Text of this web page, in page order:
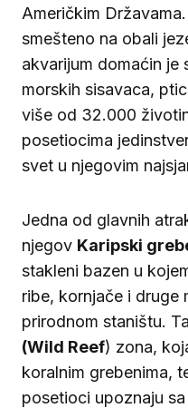
Američkim
smešteno na obali
akvarijum domaćin je
morskih sisavaca,
više od 32.000
posetiocima
svet u njegovim
Jedna od glavnih
njegov Karipski
stakleni bazen u
ribe, kornjače i druge
prirodnom staništu.
(Wild Reef) zona,
koralnim grebenima,
posetioci upoznaju